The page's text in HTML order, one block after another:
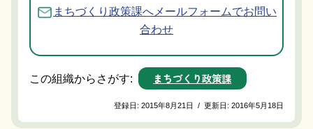
まちづくり政策課へメールフォームでお問い
合わせ
この組織からさがす: まちづくり政策課
登録日:2015年8月21日 / 更新日:2016年5月18日